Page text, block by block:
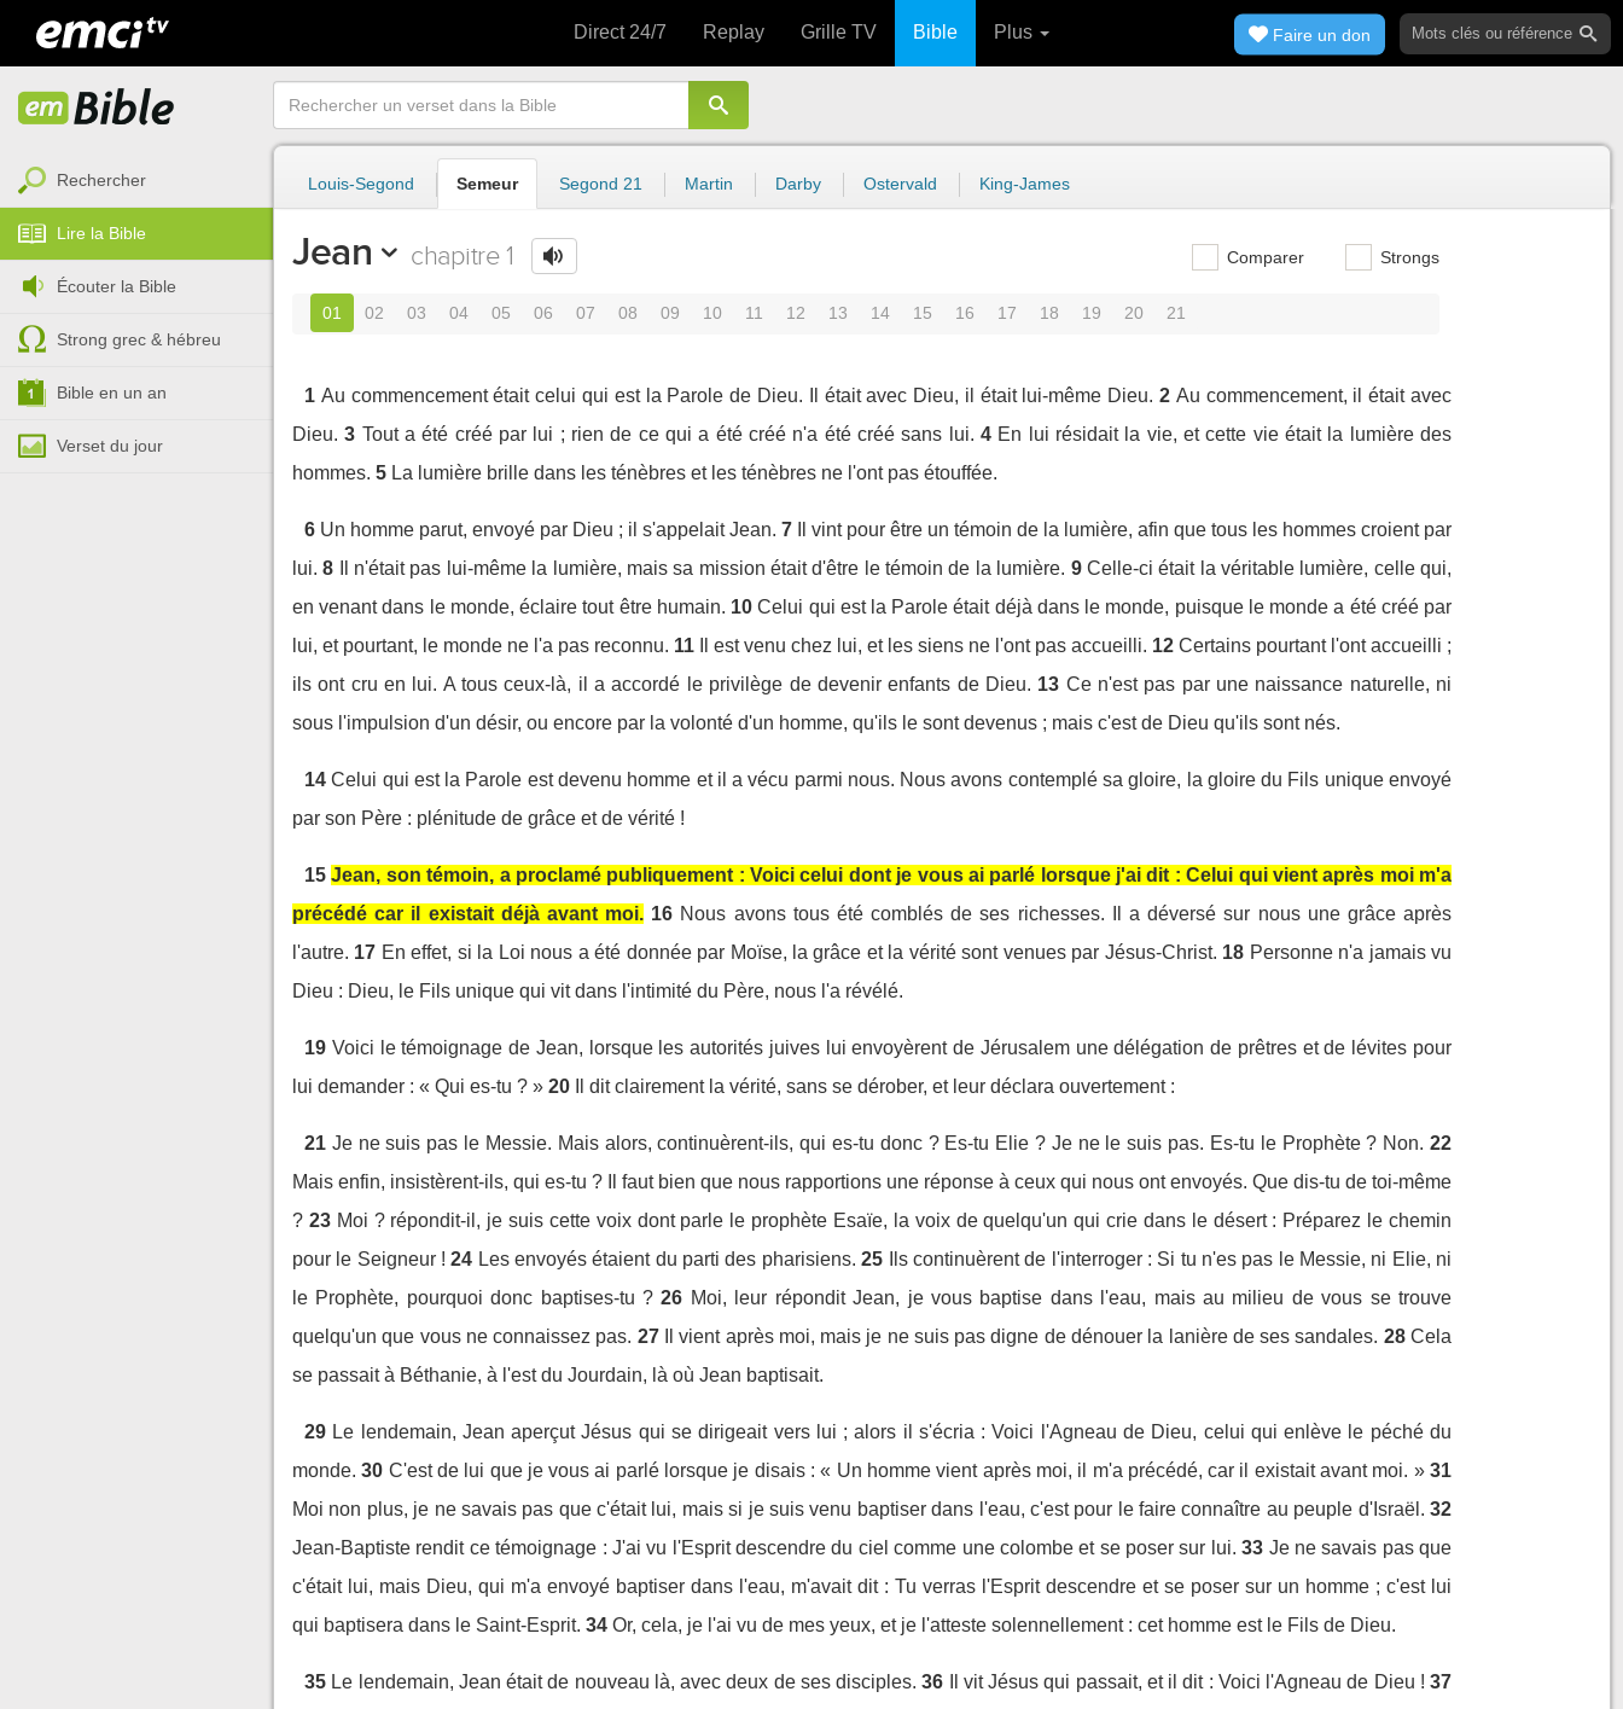
Direct 24/7 Replay Grille TV Bible Plus Faire un don
Rechercher
Lire la Bible
Écouter la Bible
Strong grec & hébreu
Bible en un an
Verset du jour
Louis-Segond Semeur Segond 21 Martin Darby Ostervald King-James
Jean chapitre 1 Comparer Strongs
01 02 03 04 05 06 07 08 09 10 11 12 13 14 15 16 17 18 19 20 21
1 Au commencement était celui qui est la Parole de Dieu. Il était avec Dieu, il était lui-même Dieu. 2 Au commencement, il était avec
Dieu. 3 Tout a été créé par lui ; rien de ce qui a été créé n'a été créé sans lui. 4 En lui résidait la vie, et cette vie était la lumière des
hommes. 5 La lumière brille dans les ténèbres et les ténèbres ne l'ont pas étouffée.
6 Un homme parut, envoyé par Dieu ; il s'appelait Jean. 7
Il vint pour être un témoin de la lumière, afin que tous les hommes croient par
lui. 8 Il n'était pas lui-même la lumière, mais sa mission était d'être le témoin de la lumière. 9 Celle-ci était la véritable lumière, celle qui,
en venant dans le monde, éclaire tout être humain. 10 Celui qui est la Parole était déjà dans le monde, puisque le monde a été créé par
lui, et pourtant, le monde ne l'a pas reconnu. 11 Il est venu chez lui, et les siens ne l'ont pas accueilli. 12 Certains pourtant l'ont accueilli ;
ils ont cru en lui. A tous ceux-là, il a accordé le privilège de devenir enfants de Dieu. 13 Ce n'est pas par une naissance naturelle, ni
sous l'impulsion d'un désir, ou encore par la volonté d'un homme, qu'ils le sont devenus ; mais c'est de Dieu qu'ils sont nés.
14 Celui qui est la Parole est devenu homme et il a vécu parmi nous. Nous avons contemplé sa gloire, la gloire du Fils unique envoyé
par son Père : plénitude de grâce et de vérité !
15 Jean, son témoin, a proclamé publiquement : Voici celui dont je vous ai parlé lorsque j'ai dit : Celui qui vient après moi m'a
précédé car il existait déjà avant moi. 16 Nous avons tous été comblés de ses richesses. Il a déversé sur nous une grâce après
l'autre. 17 En effet, si la Loi nous a été donnée par Moïse, la grâce et la vérité sont venues par Jésus-Christ. 18 Personne n'a jamais vu
Dieu : Dieu, le Fils unique qui vit dans l'intimité du Père, nous l'a révélé.
19 Voici le témoignage de Jean, lorsque les autorités juives lui envoyèrent de Jérusalem une délégation de prêtres et de lévites pour
lui demander : « Qui es-tu ? » 20 Il dit clairement la vérité, sans se dérober, et leur déclara ouvertement :
21 Je ne suis pas le Messie. Mais alors, continuèrent-ils, qui es-tu donc ? Es-tu Elie ? Je ne le suis pas. Es-tu le Prophète ? Non. 22
Mais enfin, insistèrent-ils, qui es-tu ? Il faut bien que nous rapportions une réponse à ceux qui nous ont envoyés. Que dis-tu de toi-même
? 23 Moi ? répondit-il, je suis cette voix dont parle le prophète Esaïe, la voix de quelqu'un qui crie dans le désert : Préparez le chemin
pour le Seigneur ! 24 Les envoyés étaient du parti des pharisiens. 25
Ils continuèrent de l'interroger : Si tu n'es pas le Messie, ni Elie, ni
le Prophète, pourquoi donc baptises-tu ? 26 Moi, leur répondit Jean, je vous baptise dans l'eau, mais au milieu de vous se trouve
quelqu'un que vous ne connaissez pas. 27 Il vient après moi, mais je ne suis pas digne de dénouer la lanière de ses sandales. 28 Cela
se passait à Béthanie, à l'est du Jourdain, là où Jean baptisait.
29 Le lendemain, Jean aperçut Jésus qui se dirigeait vers lui ; alors il s'écria : Voici l'Agneau de Dieu, celui qui enlève le péché du
monde. 30 C'est de lui que je vous ai parlé lorsque je disais : « Un homme vient après moi, il m'a précédé, car il existait avant moi. » 31
Moi non plus, je ne savais pas que c'était lui, mais si je suis venu baptiser dans l'eau, c'est pour le faire connaître au peuple d'Israël. 32
Jean-Baptiste rendit ce témoignage : J'ai vu l'Esprit descendre du ciel comme une colombe et se poser sur lui. 33 Je ne savais pas que
c'était lui, mais Dieu, qui m'a envoyé baptiser dans l'eau, m'avait dit : Tu verras l'Esprit descendre et se poser sur un homme ; c'est lui
qui baptisera dans le Saint-Esprit. 34 Or, cela, je l'ai vu de mes yeux, et je l'atteste solennellement : cet homme est le Fils de Dieu.
35 Le lendemain, Jean était de nouveau là, avec deux de ses disciples. 36 Il vit Jésus qui passait, et il dit : Voici l'Agneau de Dieu ! 37